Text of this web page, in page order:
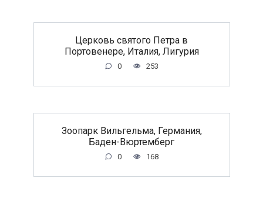
Церковь святого Петра в
Портовенере, Италия, Лигурия
0 253
Зоопарк Вильгельма, Германия,
Баден-Вюртемберг
0 168